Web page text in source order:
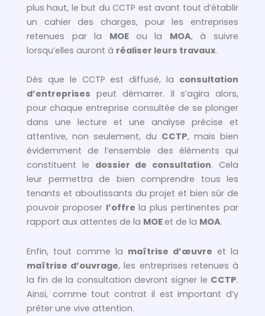
plus haut, le but du CCTP est avant tout d’établir
un cahier des charges, pour les entreprises
retenues par la MOE ou la MOA, à suivre
lorsqu’elles auront à réaliser leurs travaux.
Dès que le CCTP est diffusé, la consultation
d’entreprises peut démarrer. Il s’agira alors,
pour chaque entreprise consultée de se plonger
dans une lecture et une analyse précise et
attentive, non seulement, du CCTP, mais bien
évidemment de l’ensemble des éléments qui
constituent le dossier de consultation. Cela
leur permettra de bien comprendre tous les
tenants et aboutissants du projet et bien sûr de
pouvoir proposer l’offre la plus pertinentes par
rapport aux attentes de la MOEet de la MOA.
Enfin, tout comme la maîtrise d’œuvre et la
maîtrise d’ouvrage, les entreprises retenues à
la fin de la consultation devront signer le CCTP.
Ainsi, comme tout contrat il est important d’y
prêter une vive attention.